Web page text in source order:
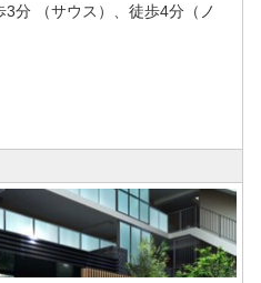
分 （サウス）、徒歩4分（ノ